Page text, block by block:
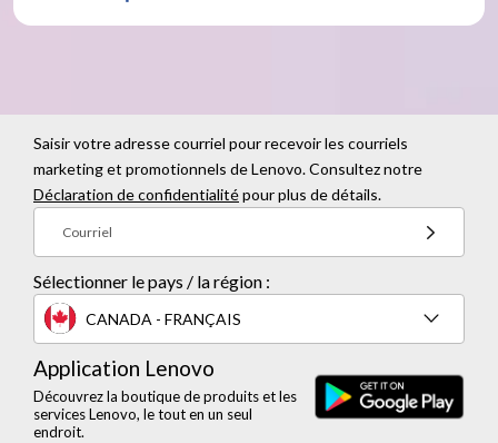
Saisir votre adresse courriel pour recevoir les courriels
marketing et promotionnels de Lenovo. Consultez notre
Déclaration de confidentialitépour plus de détails.
Courriel
Sélectionner le pays / la région :
CANADA - FRANÇAIS
Application Lenovo
Découvrez la boutique de produits et les
services Lenovo, le tout en un seul
endroit.